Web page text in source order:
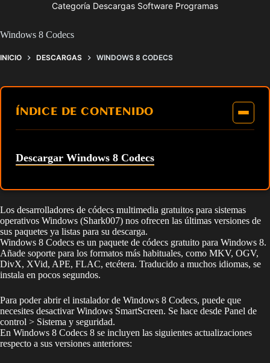
Categoría Descargas Software Programas
Windows 8 Codecs
INICIO DESCARGAS WINDOWS 8 CODECS
ÍNDICE DE CONTENIDO
Descargar Windows 8 Codecs
Los desarrolladores de códecs multimedia gratuitos para sistemas
operativos Windows (Shark007) nos ofrecen las últimas versiones de
sus paquetes ya listas para su descarga.
Windows 8 Codecs es un paquete de códecs gratuito para Windows 8.
Añade soporte para los formatos más habituales, como MKV, OGV,
DivX, XVid, APE, FLAC, etcétera. Traducido a muchos idiomas, se
instala en pocos segundos.
Para poder abrir el instalador de Windows 8 Codecs, puede que
necesites desactivar Windows SmartScreen. Se hace desde Panel de
control > Sistema y seguridad.
En Windows 8 Codecs 8 se incluyen las siguientes actualizaciones
respecto a sus versiones anteriores: